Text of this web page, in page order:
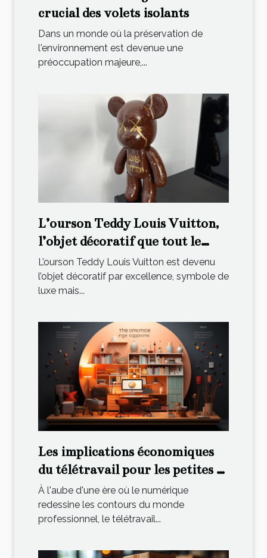
crucial des volets isolants
Dans un monde où la préservation de
l'environnement est devenue une
préoccupation majeure,...
L’ourson Teddy Louis Vuitton,
l’objet décoratif que tout le
monde s’arrache !
L’ourson Teddy Louis Vuitton est devenu
l’objet décoratif par excellence, symbole de
luxe mais...
Les implications économiques
du télétravail pour les petites et
moyennes entreprises en
France
À l'aube d'une ère où le numérique
redessine les contours du monde
professionnel, le télétravail...